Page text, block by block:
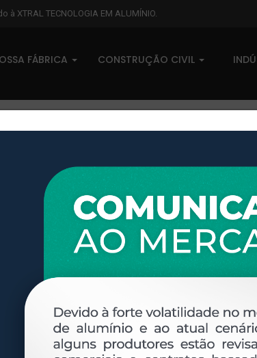
à XTRAL TECNOLOGIA EM ALUMÍNIO.
FÁBRICA CONSTRUÇÃO CIVIL
XTL-1673 -
0 comentários
Disponível
Taxas R$ 0,00
Disponibilidade:
Em
OVERVIEW
Perfil extrudado de